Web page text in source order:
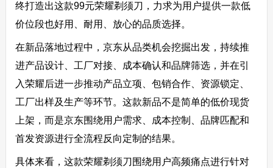
终打造出这款99元荣耀剃须刀，力求为用户提供一款低
价位段也好用、耐用、放心的品质选择。
在新品落地过程中，京东从品类机会挖掘出发，持续推
进产品设计、工厂对接、成本确认和品牌筛选，并在引
入荣耀后进一步推动产品立项、包销合作、资源锁定、
工厂出样及生产等环节。这款新品不是简单的低价现货
上架，而是京东围绕用户需求、成本控制、品牌匹配和
首发资源进行全流程反向定制的结果。
具体来看，这款荣耀剃须刀围绕用户高频痛点进行针对